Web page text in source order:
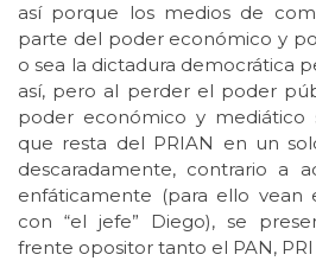
así porque los medios de
parte del poder económico y
o sea la dictadura democrática
así, pero al perder el poder
poder económico y mediático
que resta del PRIAN en un
descaradamente, contrario a
enfáticamente (para ello vean
con “el jefe” Diego), se
frente opositor tanto el PAN,